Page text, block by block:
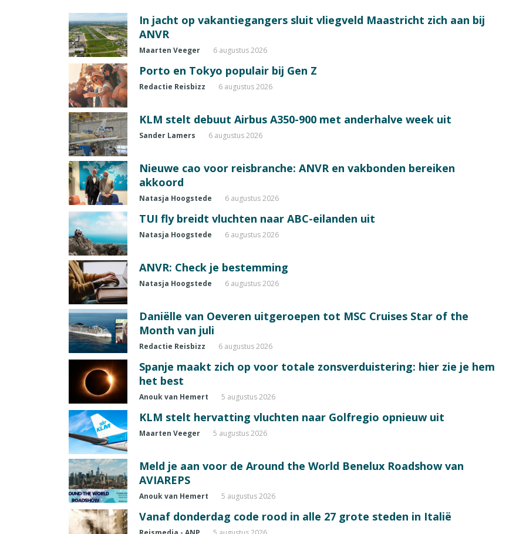
In jacht op vakantiegangers sluit vliegveld Maastricht zich aan bij
ANVR
Maarten Veeger 6 augustus 2026
Porto en Tokyo populair bij Gen Z
Redactie Reisbizz 6 augustus 2026
KLM stelt debuut Airbus A350-900 met anderhalve week uit
Sander Lamers 6 augustus 2026
Nieuwe cao voor reisbranche: ANVR en vakbonden bereiken
akkoord
Natasja Hoogstede 6 augustus 2026
TUI fly breidt vluchten naar ABC-eilanden uit
Natasja Hoogstede 6 augustus 2026
ANVR: Check je bestemming
Natasja Hoogstede 6 augustus 2026
Daniëlle van Oeveren uitgeroepen tot MSC Cruises Star of the
Month van juli
Redactie Reisbizz 6 augustus 2026
Spanje maakt zich op voor totale zonsverduistering: hier zie je hem
het best
Anouk van Hemert 5 augustus 2026
KLM stelt hervatting vluchten naar Golfregio opnieuw uit
Maarten Veeger 5 augustus 2026
Meld je aan voor de Around the World Benelux Roadshow van
AVIAREPS
Anouk van Hemert 5 augustus 2026
Vanaf donderdag code rood in alle 27 grote steden in Italië